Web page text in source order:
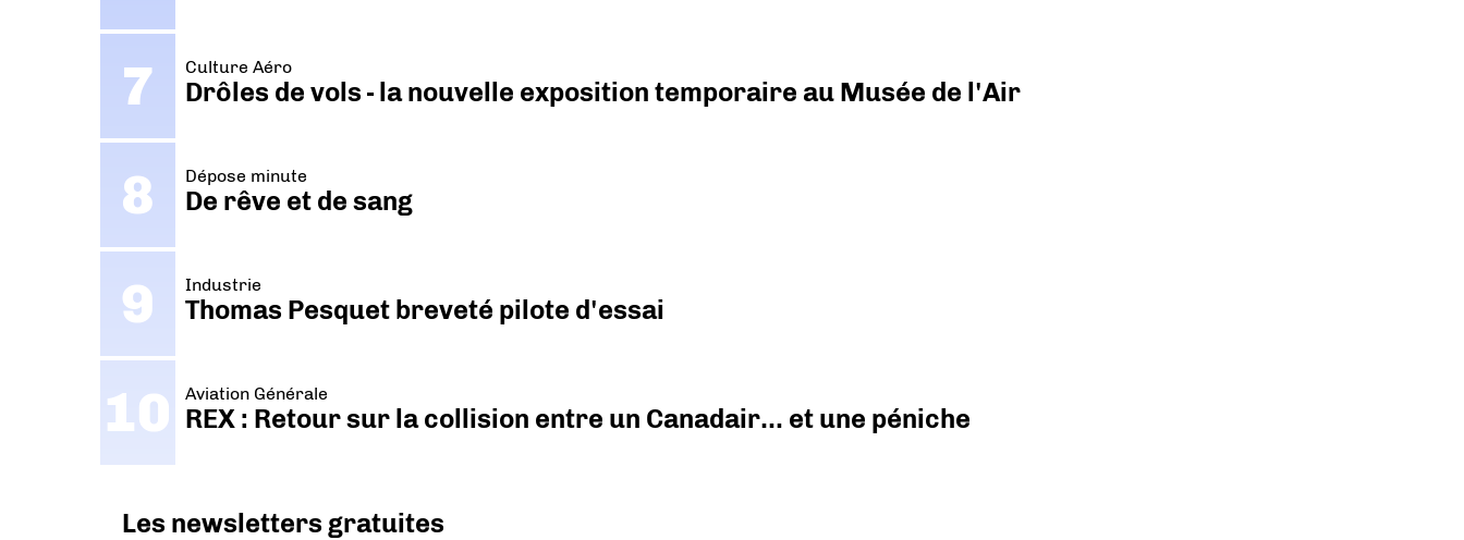
Culture Aéro
Drôles de vols - la nouvelle exposition temporaire au Musée de l'Air
Dépose minute
De rêve et de sang
Industrie
Thomas Pesquet breveté pilote d'essai
Aviation Générale
REX : Retour sur la collision entre un Canadair… et une péniche
Les newsletters gratuites